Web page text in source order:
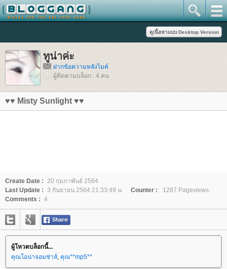
ทูน่าค่ะ
ฝากข้อความหลังไมค์
ผู้ติดตามบล็อก : 4 คน
♥♥ Misty Sunlight ♥♥
Create Date : 20 กุมภาพันธ์ 2564
Last Update : 3 กันยายน 2564 21:33:49 น. Counter :
1287 Pageviews.
Comments : 4
ผู้โหวตบล็อกนี้...
คุณโอน่าจอมซ่าส์, คุณ**mp5**